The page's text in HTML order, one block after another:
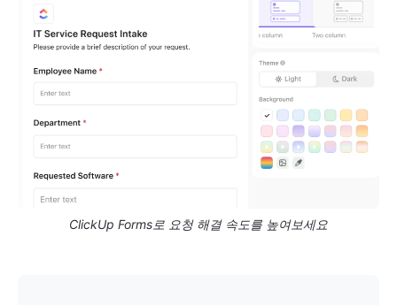
ClickUp Forms로 요청 해결 속도를 높여보세요